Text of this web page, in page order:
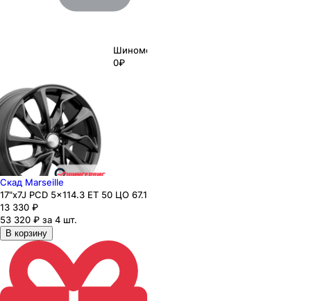
Шиномонтаж
0₽
Скад Marseille
17"x7J PCD 5x114.3 ЕТ 50 ЦО 67.1
13 330 ₽
53 320 ₽ за 4 шт.
В корзину